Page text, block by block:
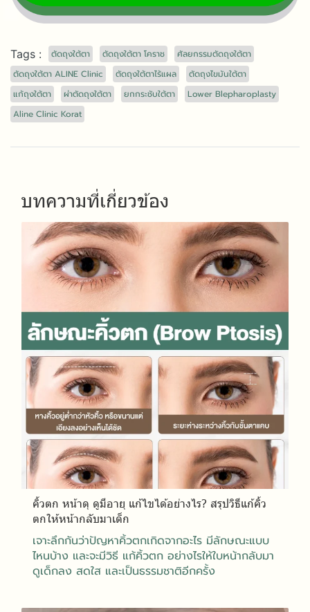
Tags : ตัดถุงใต้ตา ตัดถุงใต้ตา โคราช
ศัลยกรรมตัดถุงใต้ตา
ตัดถุงใต้ตา ALINE Clinic
ตัดถุงใต้ตาไร้แผล
ตัดถุงไขมันใต้ตา
แก้ถุงใต้ตา
ผ่าตัดถุงใต้ตา ยกกระชับใต้ตา
Lower Blepharoplasty
Aline Clinic Korat
บทความที่เกี่ยวข้อง
คิ้วตก หน้าดุ ดูมีอายุ แก้ไขได้อย่างไร? สรุปวิธีแก้คิ้ว
ตกให้หน้ากลับมาเด็ก
เจาะลึกกันว่าปัญหาคิ้วตกเกิดจากอะไร มีลักษณะแบบ
ไหนบ้าง และจะมีวิธี แก้คิ้วตก อย่างไรให้ใบหน้ากลับมา
ดูเด็กลง สดใส และเป็นธรรมชาติอีกครั้ง